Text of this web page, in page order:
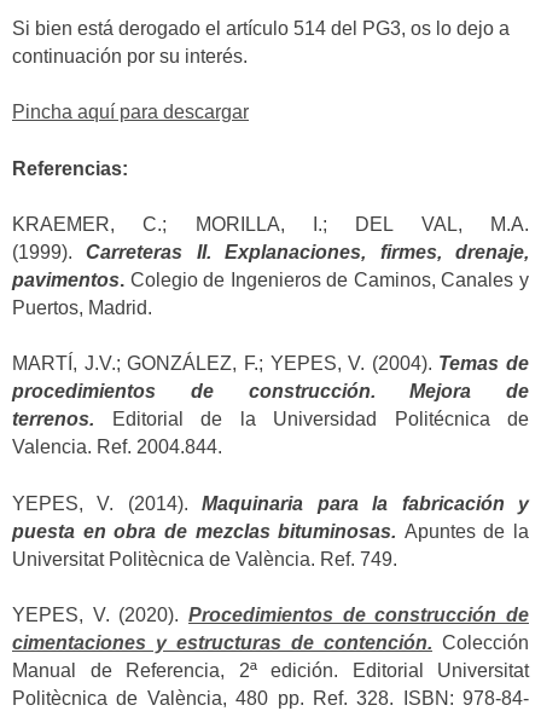
Si bien está derogado el artículo 514 del PG3, os lo dejo a
continuación por su interés.
Pincha aquí para descargar
Referencias:
KRAEMER, C.; MORILLA, I.; DEL VAL, M.A.
(1999).Carreteras II. Explanaciones, firmes, drenaje,
pavimentos. Colegio de Ingenieros de Caminos, Canales y
Puertos, Madrid.
MARTÍ, J.V.; GONZÁLEZ, F.; YEPES, V. (2004). Temas de
procedimientos de construcción. Mejora de
terrenos.
Editorial de la Universidad Politécnica de
Valencia. Ref. 2004.844.
YEPES, V. (2014).Maquinaria para la fabricación y
puesta en obra de mezclas bituminosas. Apuntes de la
Universitat Politècnica de València. Ref. 749.
YEPES, V. (2020). Procedimientos de construcción de
cimentaciones y estructuras de contención. Colección
Manual de Referencia, 2ª edición. Editorial Universitat
Politècnica de València, 480 pp. Ref. 328. ISBN: 978-84-